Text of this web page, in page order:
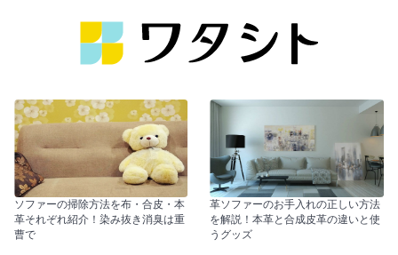
ソファーの掃除方法を布・合皮・本
革それぞれ紹介！染み抜き消臭は重
曹で
革ソファーのお手入れの正しい方法
を解説！本革と合成皮革の違いと使
うグッズ